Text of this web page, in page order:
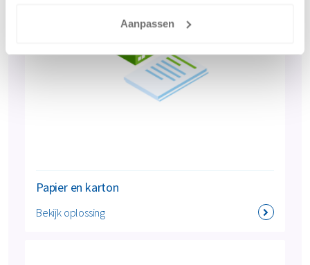
Aanpassen
Papier en karton
Bekijk oplossing